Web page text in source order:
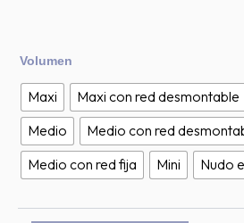
Volumen
Maxi Maxi con red desmontable
Medio
Medio con red
Medio con red fija
Mini Nudo
Diadema
de
gallo
beige
cantidad